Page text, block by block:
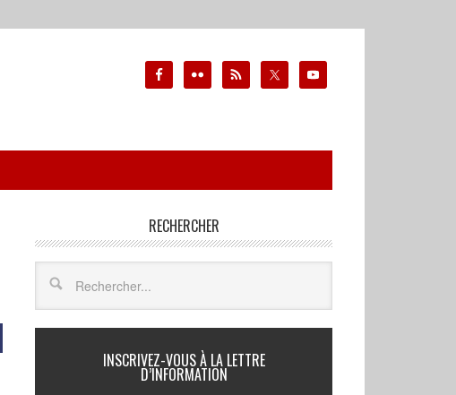
RECHERCHER
INSCRIVEZ-VOUS À LA LETTRE
D’INFORMATION